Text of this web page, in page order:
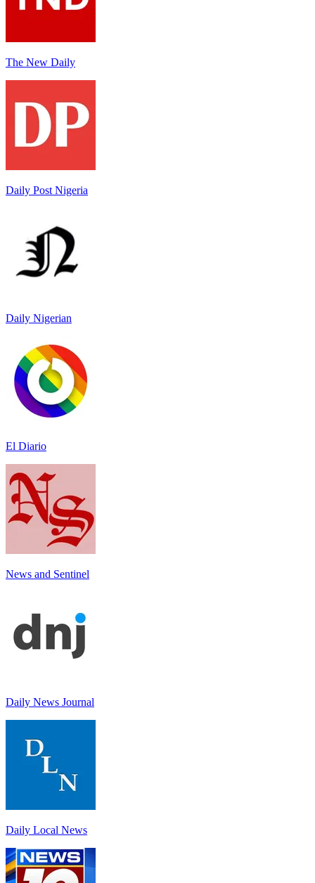
The New Daily
Daily Post Nigeria
Daily Nigerian
El Diario
News and Sentinel
Daily News Journal
Daily Local News